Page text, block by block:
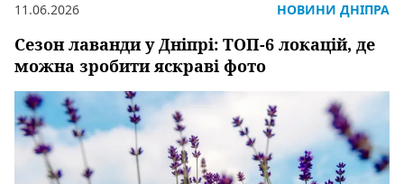
Сезон лаванди у Дніпрі: ТОП-6 локацій, де
можна зробити яскраві фото
11.06.2026 НОВИНИ ДНІПРА